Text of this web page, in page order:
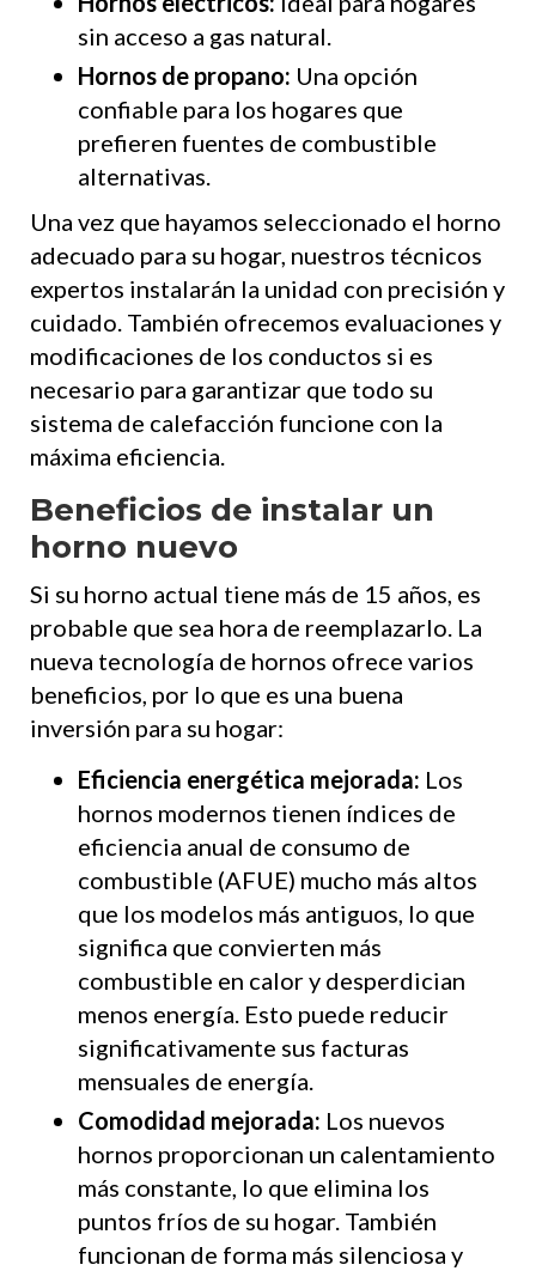
sin acceso a gas natural.
Hornos de propano: Una opción
confiable para los hogares que
prefieren fuentes de combustible
alternativas.
Una vez que hayamos seleccionado el horno
adecuado para su hogar, nuestros técnicos
expertos instalarán la unidad con precisión y
cuidado. También ofrecemos evaluaciones y
modificaciones de los conductos si es
necesario para garantizar que todo su
sistema de calefacción funcione con la
máxima eficiencia.
Beneficios de instalar un
horno nuevo
Si su horno actual tiene más de 15 años, es
probable que sea hora de reemplazarlo. La
nueva tecnología de hornos ofrece varios
beneficios, por lo que es una buena
inversión para su hogar:
Eficiencia energética mejorada: Los
hornos modernos tienen índices de
eficiencia anual de consumo de
combustible (AFUE) mucho más altos
que los modelos más antiguos, lo que
significa que convierten más
combustible en calor y desperdician
menos energía. Esto puede reducir
significativamente sus facturas
mensuales de energía.
Comodidad mejorada: Los nuevos
hornos proporcionan un calentamiento
más constante, lo que elimina los
puntos fríos de su hogar. También
funcionan de forma más silenciosa y